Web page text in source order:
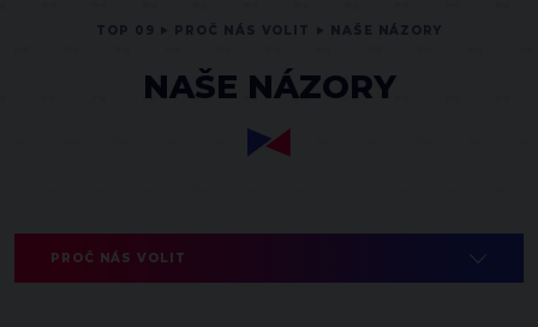
NAŠE NÁZORY
PROČ NÁS VOLIT